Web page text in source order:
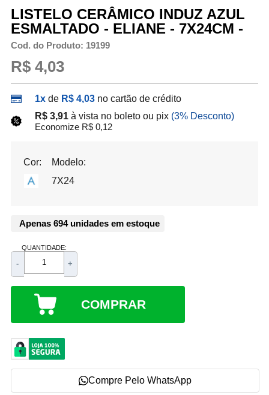
LISTELO CERÂMICO INDUZ AZUL
ESMALTADO - ELIANE - 7X24CM -
Cod. do Produto: 19199
R$ 4,03
1xde R$ 4,03 no cartão de crédito
R$ 3,91 à vista no boleto ou pix (3% Desconto)
Economize R$ 0,12
Cor:
Modelo:
7X24
Apenas 694 unidades em estoque
QUANTIDADE:
- +
COMPRAR
Compre Pelo WhatsApp